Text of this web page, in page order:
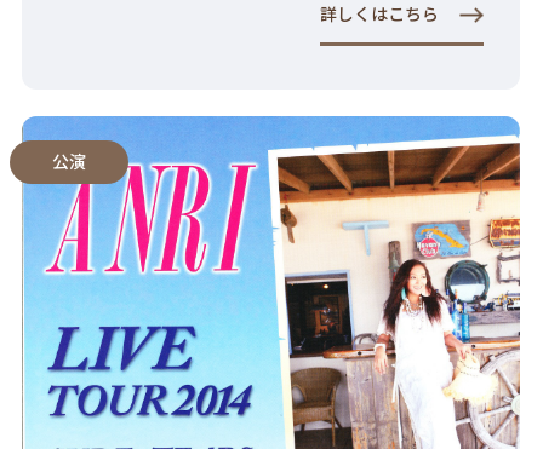
詳しくはこちら
公演